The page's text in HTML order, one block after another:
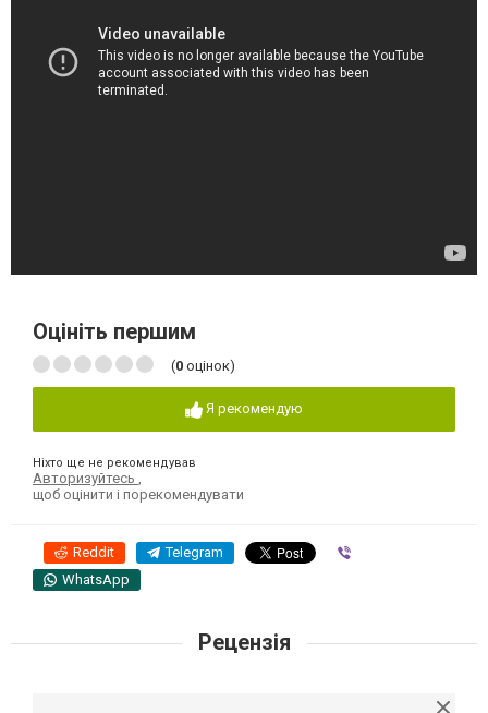
Оцініть першим
(0 оцінок)
Я рекомендую
Ніхто ще не рекомендував
Авторизуйтесь
щоб оцінити і порекомендувати
Reddit Telegram
WhatsApp
Рецензія